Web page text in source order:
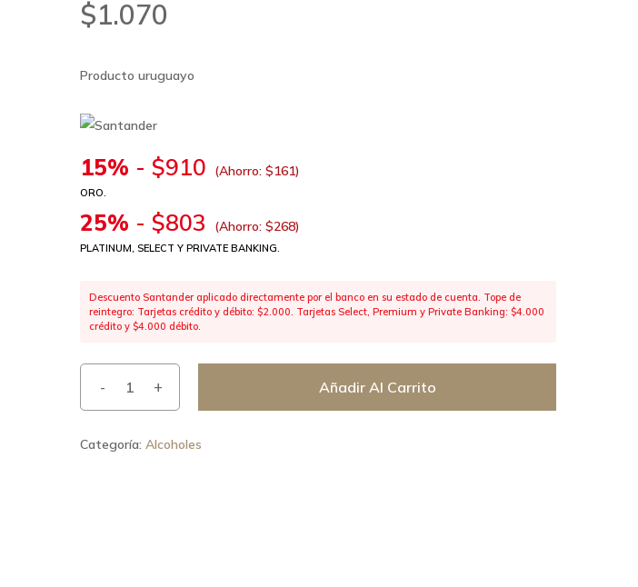
$1.070
Producto uruguayo
15% -$910 (Ahorro:$161)
ORO.
25% -$803 (Ahorro:$268)
PLATINUM, SELECT Y PRIVATE BANKING.
Descuento Santander aplicado directamente por el banco en su estado de cuenta. Tope de
reintegro: Tarjetas crédito y débito: $2.000. Tarjetas Select, Premium y Private Banking: $4.000
crédito y $4.000 débito.
Añadir Al Carrito
Categoría:Alcoholes